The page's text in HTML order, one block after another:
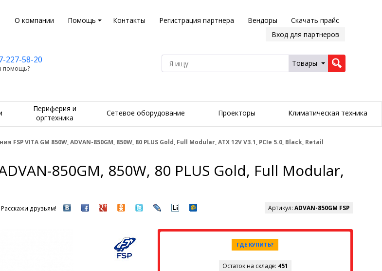
О компании Помощь Контакты Регистрация партнера Вендоры
Скачать прайс
Вход для партнеров
227-58-20
помощь?
Товары
Периферия и
оргтехника
Сетевое оборудование Проекторы Климатическая техника
FSP VITA GM 850W, ADVAN-850GM, 850W, 80 PLUS Gold, Full Modular, ATX 12V V3.1, PCIe 5.0, Black, Retail
850GM, 850W, 80 PLUS Gold, Full Modular,
друзьям! Артикул: ADVAN-850GM FSP
ГДЕ КУПИТЬ?
Остаток на складе: 451